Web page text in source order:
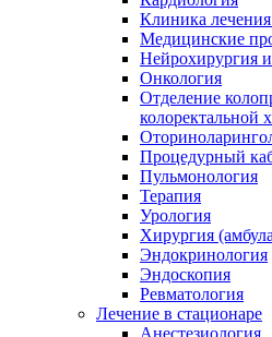
Клиника
Медицинские
Нейрохирургия
Онкология
Отделение
колоректальной
Процедурный
Пульмонология
Терапия
Урология
Хирургия
Эндокринология
Эндоскопия
Ревматология
Лечение в стационаре
Анестезиология